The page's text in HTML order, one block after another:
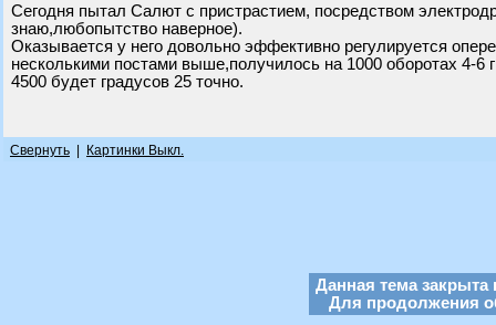
Сегодня пытал Салют с пристрастием, посредством
знаю,любопытство наверное).
Оказывается у него довольно эффективно регулируется
несколькими постами выше,получилось на 1000 оборотах 4-6
4500 будет градусов 25 точно.
Свернуть Картинки Выкл.
Данная тема закрыта
Для продолжения